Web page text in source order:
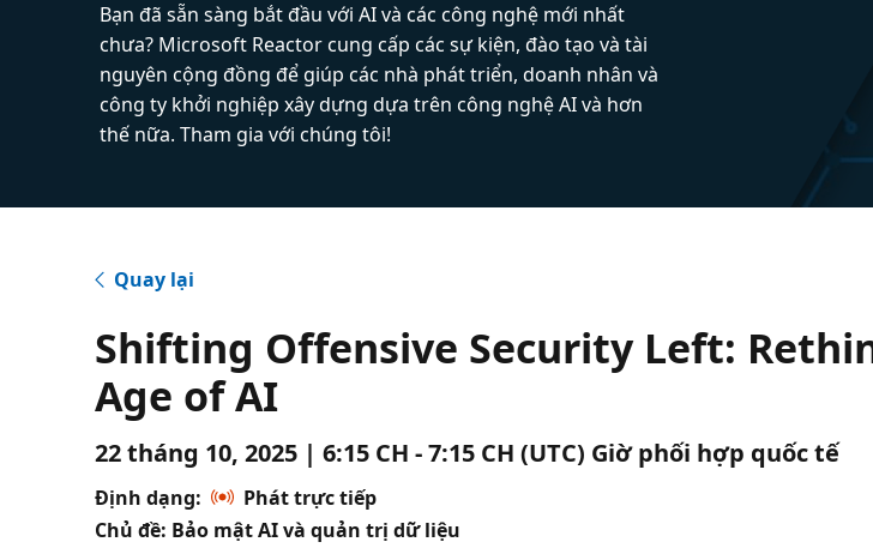
Bạn đã sẵn sàng bắt đầu với AI và các công nghệ mới nhất
chưa? Microsoft Reactor cung cấp các sự kiện, đào tạo và tài
nguyên cộng đồng để giúp các nhà phát triển, doanh nhân và
công ty khởi nghiệp xây dựng dựa trên công nghệ AI và hơn
thế nữa. Tham gia với chúng tôi!
Quay lại
Shifting Offensive Security Left:
Age of AI
22 tháng 10, 2025 | 6:15 CH - 7:15 CH (UTC) Giờ phối hợp quốc tế
Định dạng:
Phát trực tiếp
Chủ đề: Bảo mật AI và quản trị dữ liệu